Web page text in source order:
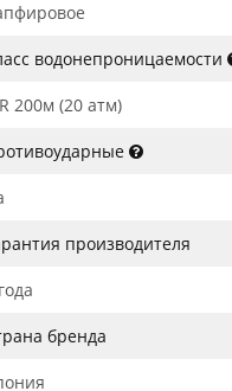
водонепроницаемости
200м (20 атм)
производителя
бренда